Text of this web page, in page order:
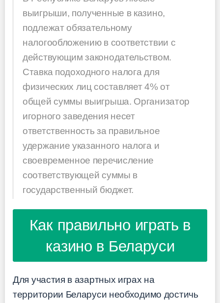
выигрыши, полученные в казино,
подлежат обязательному
налогообложению в соответствии с
действующим законодательством.
Ставка подоходного налога для
физических лиц составляет 4% от
общей суммы выигрыша. Организатор
игорного заведения несет
ответственность за правильное
удержание указанного налога и
своевременное перечисление
соответствующей суммы в
государственный бюджет.
Как правильно играть в
казино в Беларуси
Для участия в азартных играх на
территории Беларуси необходимо достичь